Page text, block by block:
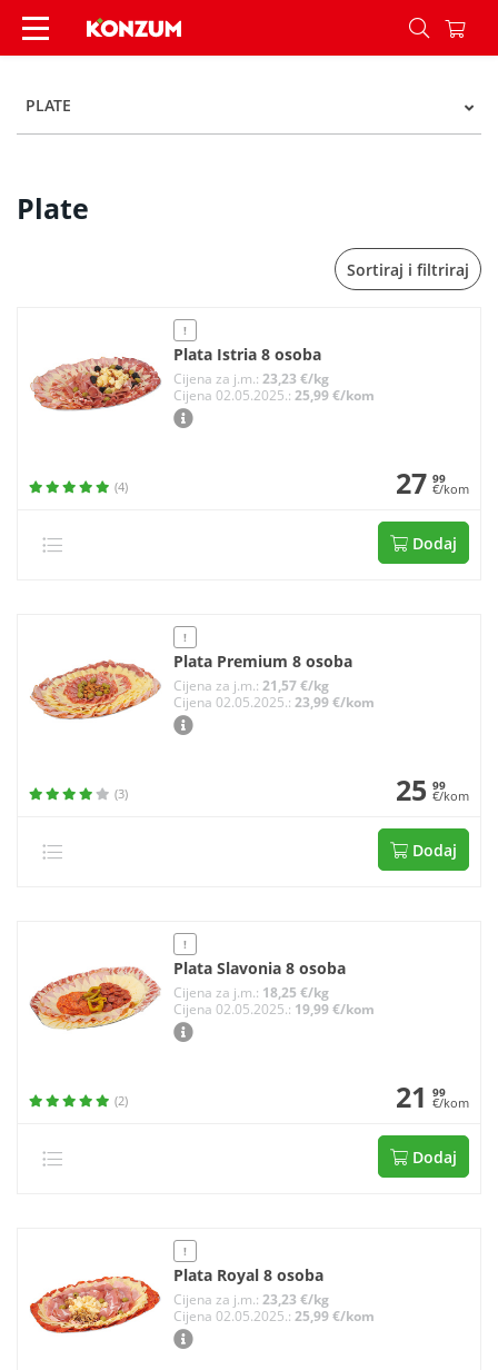
Plate - Kategorije - Konzum
PLATE
Plate
Sortiraj i filtriraj
!
Plata Istria 8 osoba
Cijena za j.m.: 23,23 €/kg
Cijena 02.05.2025.: 25,99 €/kom
(4) 27 99
€/kom
Dodaj
!
Plata Premium 8 osoba
Cijena za j.m.: 21,57 €/kg
Cijena 02.05.2025.: 23,99 €/kom
(3) 25 99
€/kom
Dodaj
!
Plata Slavonia 8 osoba
Cijena za j.m.: 18,25 €/kg
Cijena 02.05.2025.: 19,99 €/kom
(2) 21 99
€/kom
Dodaj
!
Plata Royal 8 osoba
Cijena za j.m.: 23,23 €/kg
Cijena 02.05.2025.: 25,99 €/kom